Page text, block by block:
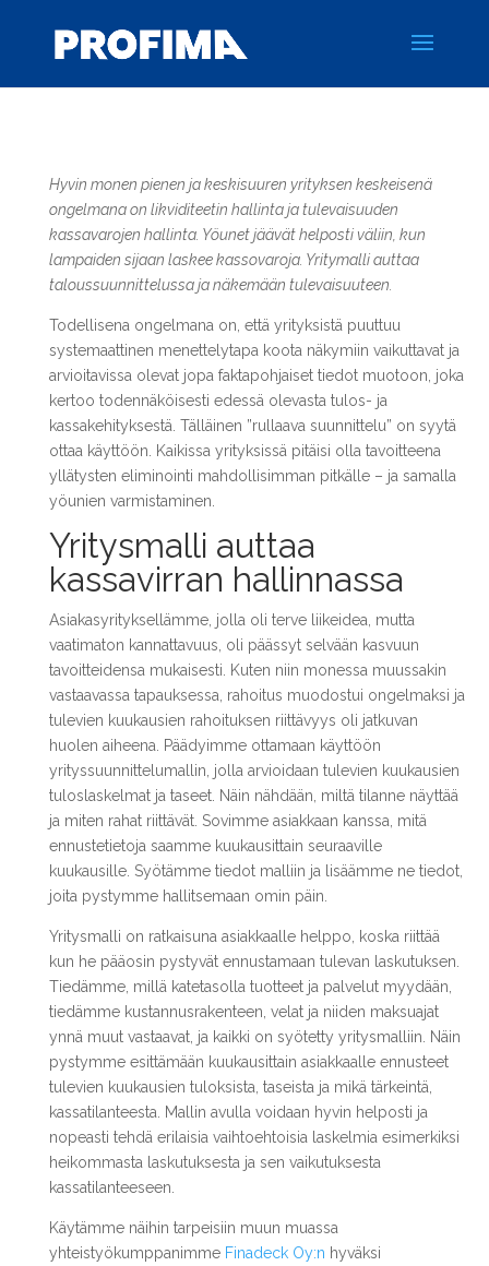
Hyvin monen pienen ja keskisuuren yrityksen keskeisenä
ongelmana on likviditeetin hallinta ja tulevaisuuden
kassavarojen hallinta. Yöunet jäävät helposti väliin, kun
lampaiden sijaan laskee kassovaroja. Yritymalli auttaa
taloussuunnittelussa ja näkemään tulevaisuuteen.
Todellisena ongelmana on, että yrityksistä puuttuu
systemaattinen menettelytapa koota näkymiin vaikuttavat ja
arvioitavissa olevat jopa faktapohjaiset tiedot muotoon, joka
kertoo todennäköisesti edessä olevasta tulos- ja
kassakehityksestä. Tälläinen ”rullaava suunnittelu” on syytä
ottaa käyttöön. Kaikissa yrityksissä pitäisi olla tavoitteena
yllätysten eliminointi mahdollisimman pitkälle – ja samalla
yöunien varmistaminen.
Yritysmalli auttaa
kassavirran hallinnassa
Asiakasyrityksellämme, jolla oli terve liikeidea, mutta
vaatimaton kannattavuus, oli päässyt selvään kasvuun
tavoitteidensa mukaisesti. Kuten niin monessa muussakin
vastaavassa tapauksessa, rahoitus muodostui ongelmaksi ja
tulevien kuukausien rahoituksen riittävyys oli jatkuvan
huolen aiheena. Päädyimme ottamaan käyttöön
yrityssuunnittelumallin, jolla arvioidaan tulevien kuukausien
tuloslaskelmat ja taseet. Näin nähdään, miltä tilanne näyttää
ja miten rahat riittävät. Sovimme asiakkaan kanssa, mitä
ennustetietoja saamme kuukausittain seuraaville
kuukausille. Syötämme tiedot malliin ja lisäämme ne tiedot,
joita pystymme hallitsemaan omin päin.
Yritysmalli on ratkaisuna asiakkaalle helppo, koska riittää
kun he pääosin pystyvät ennustamaan tulevan laskutuksen.
Tiedämme, millä katetasolla tuotteet ja palvelut myydään,
tiedämme kustannusrakenteen, velat ja niiden maksuajat
ynnä muut vastaavat, ja kaikki on syötetty yritysmalliin. Näin
pystymme esittämään kuukausittain asiakkaalle ennusteet
tulevien kuukausien tuloksista, taseista ja mikä tärkeintä,
kassatilanteesta. Mallin avulla voidaan hyvin helposti ja
nopeasti tehdä erilaisia vaihtoehtoisia laskelmia esimerkiksi
heikommasta laskutuksesta ja sen vaikutuksesta
kassatilanteeseen.
Käytämme näihin tarpeisiin muun muassa
yhteistyökumppanimme Finadeck Oy:n hyväksi